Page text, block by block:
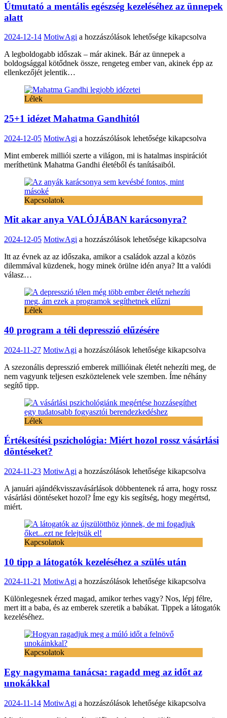
Útmutató a mentális egészség kezeléséhez az ünnepek
alatt
2024-12-14 MotiwAgi Útmutató
mentális
egészség
ünnepek
a hozzászólások lehetősége kikapcsolva
A legboldogabb időszak – már akinek. Bár az ünnepek a
boldogsággal kötődnek össze, rengeteg ember van, akinek épp az
ellenkezőjét jelentik…
Lélek
25+1 idézet Mahatma Gandhitól
2024-12-05 MotiwAgi 25+1
Mahatma
Gandhitól
a hozzászólások lehetősége kikapcsolva
Mint emberek milliói szerte a világon, mi is hatalmas inspirációt
meríthetünk Mahatma Gandhi életéből és tanításaiból.
Kapcsolatok
Mit akar anya VALÓJÁBAN karácsonyra?
2024-12-05 MotiwAgi Mit
anya
VALÓJÁBAN
a hozzászólások lehetősége kikapcsolva
Itt az évnek az az időszaka, amikor a családok azzal a közös
dilemmával küzdenek, hogy minek örülne idén anya? Itt a valódi
válasz…
Lélek
40 program a téli depresszió elűzésére
2024-11-27 MotiwAgi 40
a
téli
bejegyzéshez
a hozzászólások lehetősége kikapcsolva
A szezonális depresszió emberek millióinak életét nehezíti meg, de
nem vagyunk teljesen eszköztelenek vele szemben. Íme néhány
segítő tipp.
Lélek
Értékesítési pszichológia: Miért hozol rossz vásárlási
döntéseket?
2024-11-23 MotiwAgi Értékesítési
Miért
hozol
döntéseket?
bejegyzéshez
a hozzászólások lehetősége kikapcsolva
A januári ajándékvisszavásárlások döbbentenek rá arra, hogy rossz
vásárlási döntéseket hozol? Íme egy kis segítség, hogy megértsd,
miért.
Kapcsolatok
10 tipp a látogatók kezeléséhez a szülés után
2024-11-21 MotiwAgi 10
a
látogatók
szülés
a hozzászólások lehetősége kikapcsolva
Különlegesnek érzed magad, amikor terhes vagy? Nos, lépj félre,
mert itt a baba, és az emberek szeretik a babákat. Tippek a látogatók
kezeléséhez.
Kapcsolatok
Egy nagymama tanácsa: ragadd meg az időt az
unokákkal
2024-11-14 MotiwAgi Egy
a hozzászólások lehetősége kikapcsolva